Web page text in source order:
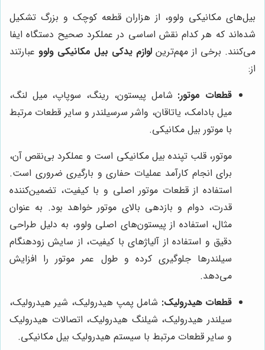
بیل‌های مکانیکی ولوو، از هزاران قطعه کوچک و بزرگ تشکیل
شده‌اند که هر کدام نقش اساسی در عملکرد صحیح دستگاه ایفا
می‌کنند. برخی از مهم‌ترین لوازم یدکی بیل مکانیکی ولوو عبارتند
از:
قطعات موتور: شامل پیستون، رینگ، سوپاپ، میل لنگ،
میل بادامک، یاتاقان، واشر سرسیلندر و سایر قطعات مرتبط
با موتور بیل مکانیکی.
موتور، قلب تپنده بیل مکانیکی است و عملکرد بی‌نقص آن،
برای انجام کارآمد عملیات حفاری و بارگیری ضروری است.
استفاده از قطعات موتور اصلی و با کیفیت، تضمین‌کننده
قدرت، دوام و بازدهی بالای موتور خواهد بود. به عنوان
مثال، استفاده از پیستون‌های اصلی ولوو، به دلیل طراحی
دقیق و استفاده از آلیاژهای با کیفیت، از سایش زودهنگام
سیلندرها جلوگیری کرده و طول عمر موتور را افزایش
می‌دهد.
قطعات هیدرولیک: شامل پمپ هیدرولیک، شیر هیدرولیک،
سیلندر هیدرولیک، شیلنگ هیدرولیک، اتصالات هیدرولیک
و سایر قطعات مرتبط با سیستم هیدرولیک بیل مکانیکی.